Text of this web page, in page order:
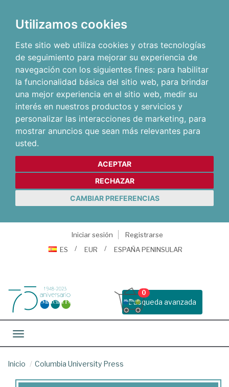
Utilizamos cookies
Este sitio web utiliza cookies y otras tecnologías
de seguimiento para mejorar su experiencia de
navegación con los siguientes fines: para habilitar
la funcionalidad básica del sitio web, para brindar
una mejor experiencia en el sitio web, medir su
interés en nuestros productos y servicios y
personalizar las interacciones de marketing, para
mostrar anuncios que sean más relevantes para
usted.
ACEPTAR
RECHAZAR
CAMBIAR PREFERENCIAS
Iniciar sesión
Registrarse
ES
EUR ESPAÑA PENINSULAR
Busqueda avanzada
0
Toggle navigation
Inicio Columbia University Press